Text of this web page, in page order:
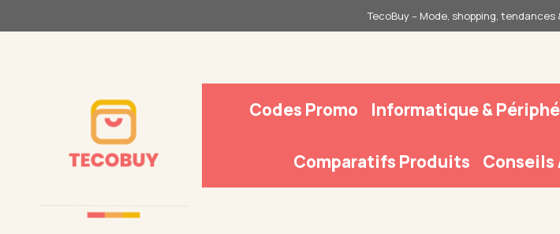
au
TecoBuy – Mode, shopping, tendances
Codes Promo Informatique &
Comparatifs Produits Conseils